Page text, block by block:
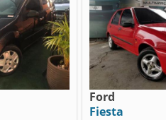
Ford
Fiesta